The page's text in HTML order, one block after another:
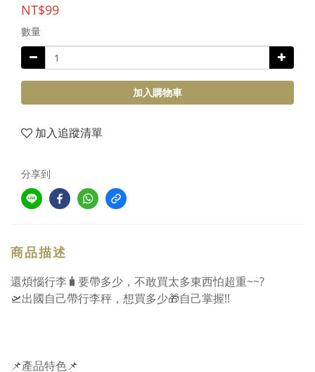
NT$99
數量
加入購物車
加入追蹤清單
分享到
商品描述
還煩惱行李🧳要帶多少，不敢買太多東西怕超重~~?
🛫出國自己帶行李秤，想買多少🎁自己掌握!!
📌產品特色📌